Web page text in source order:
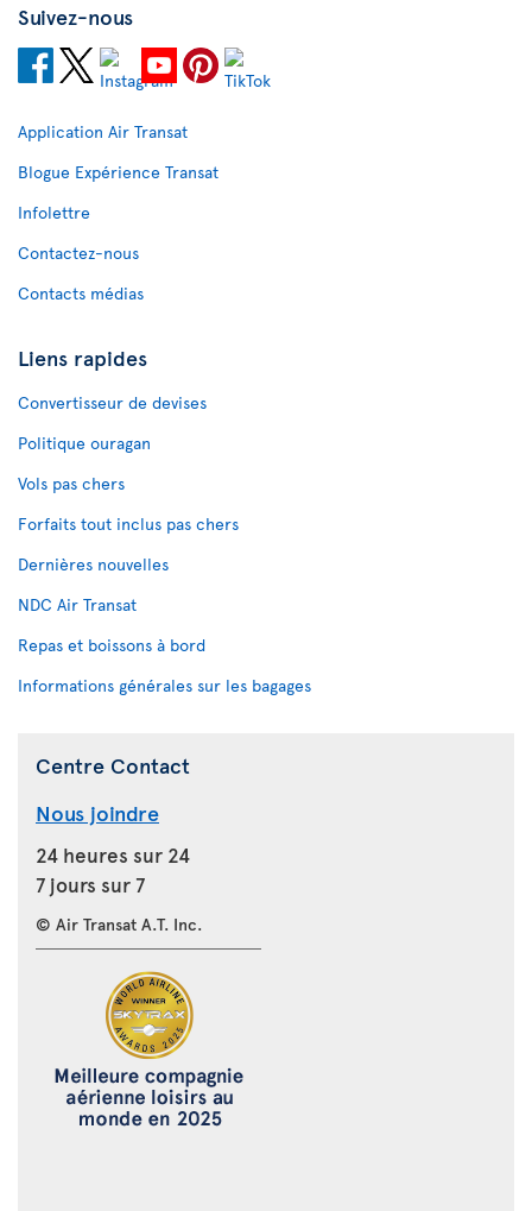
Suivez-nous
Application Air Transat
Blogue Expérience Transat
Infolettre
Contactez-nous
Contacts médias
Liens rapides
Convertisseur de devises
Politique ouragan
Vols pas chers
Forfaits tout inclus pas chers
Dernières nouvelles
NDC Air Transat
Repas et boissons à bord
Informations générales sur les bagages
Centre Contact
Nous joindre
24 heures sur 24
7 jours sur 7
© Air Transat A.T. Inc.